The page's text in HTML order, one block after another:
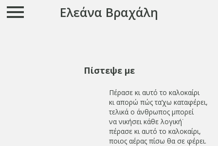
Ελεάνα Βραχάλη
Πίστεψε με
Πέρασε κι αυτό το καλοκαίρι
κι απορώ πώς τα’χω καταφέρει,
τελικά ο άνθρωπος μπορεί
να νικήσει κάθε λογική˙
πέρασε κι αυτό το καλοκαίρι,
ποιος αέρας πίσω θα σε φέρει.